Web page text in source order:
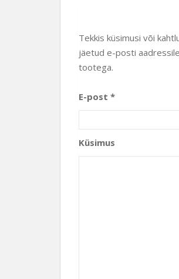
Tekkis küsimusi või
jäetud e-posti
tootega.
E-post *
Küsimus